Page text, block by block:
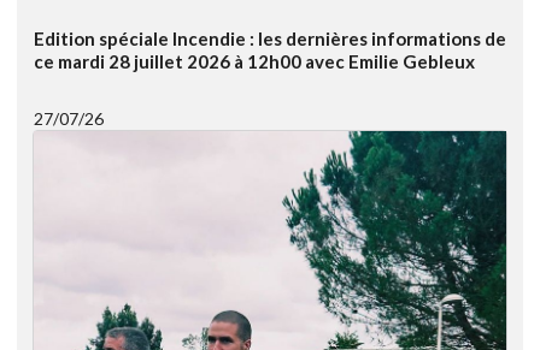
Edition spéciale Incendie : les dernières informations de
ce mardi 28 juillet 2026 à 12h00 avec Emilie Gebleux
27/07/26